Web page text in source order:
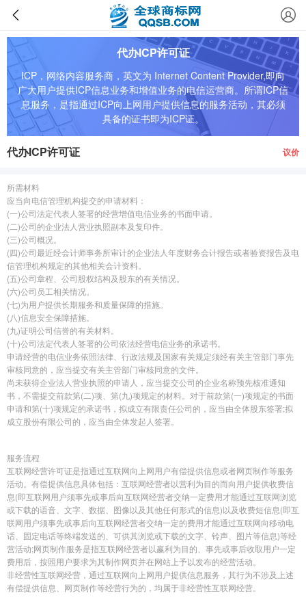
代办ICP许可证
ICP，网络内容服务商，英文为 Internet Content Provider,即向
广大用户提供ICP信息业务和增值业务的电信运营商。所谓ICP信
息服务，是指通过ICP向上网用户提供信息的服务活动，其必须
具备的证书即为ICP证。
代办ICP许可证 议价
所需材料
应当向电信管理机构提交的申请材料：
(一)公司法定代表人签署的经营增值电信业务的书面申请。
(二)公司的企业法人营业执照副本及复印件。
(三)公司概况。
(四)公司最近经会计师事务所审计的企业法人年度财务会计报告或者验资报告及电
信管理机构规定的其他相关会计资料。
(五)公司章程、公司股权结构及股东的有关情况。
(六)公司员工相关情况。
(七)为用户提供长期服务和质量保障的措施。
(八)信息安全保障措施。
(九)证明公司信誉的有关材料。
(十)公司法定代表人签署的公司依法经营电信业务的承诺书。
申请经营的电信业务依照法律、行政法规及国家有关规定须经有关主管部门事先
审核同意的，应当提交有关主管部门审核同意的文件。
尚未获得企业法人营业执照的申请人，应当提交公司的企业名称预先核准通知
书，不需提交前款第(二)项、第(九)项规定的材料。对于前款第(一)项规定的书面
申请和第(十)项规定的承诺书，拟成立有限责任公司的，应当由全体股东签署;拟
成立股份有限公司的，应当由全体发起人签署。
服务流程
互联网经营许可证是指通过互联网向上网用户有偿提供信息或者网页制作等服务
活动。有偿提供信息具体包括：互联网经营者以营利为目的而向用户提供收费信
息(即互联网用户须事先或事后向互联网经营者交纳一定费用才能通过互联网浏览
或下载的语音、文字、数据、图像以及其他任何形式的信息)以及收费短信息(即互
联网用户须事先或事后向互联网经营者交纳一定的费用才能通过互联网向移动电
话、固定电话等终端发送的、可供其浏览或下载的文字、铃声、图片等信息)等经
营活动;网页制作服务是指互联网经营者以赢利为目的、事先或事后收取用户一定
费用后，按照用户要求为其制作网页并在网站上予以发布的经营活动。
非经营性互联网经营，通过互联网向上网用户提供信息服务，其行为不涉及上述
有偿提供信息、网页制作等经营行为的，均属于非经营性互联网经营。